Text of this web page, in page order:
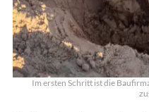
Im ersten Schritt ist die